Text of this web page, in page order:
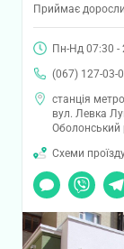
Приймає
Пн-Нд 07:30 -
(067) 127-03-
станція
вул. Левка
Оболонський
Схеми
Чат
Viber